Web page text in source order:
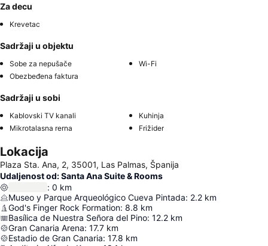
Za decu
Krevetac
Sadržaji u objektu
Sobe za nepušače
Wi-Fi
Obezbeđena faktura
Sadržaji u sobi
Kablovski TV kanali
Kuhinja
Mikrotalasna rerna
Frižider
Lokacija
Plaza Sta. Ana, 2, 35001, Las Palmas, Španija
Udaljenost od: Santa Ana Suite & Rooms
: 0 km
Museo y Parque Arqueológico Cueva Pintada: 2.2 km
God's Finger Rock Formation: 8.8 km
Basílica de Nuestra Señora del Pino: 12.2 km
Gran Canaria Arena: 17.7 km
Estadio de Gran Canaria: 17.8 km